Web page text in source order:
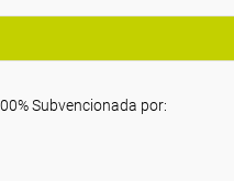
Subvencionada por: